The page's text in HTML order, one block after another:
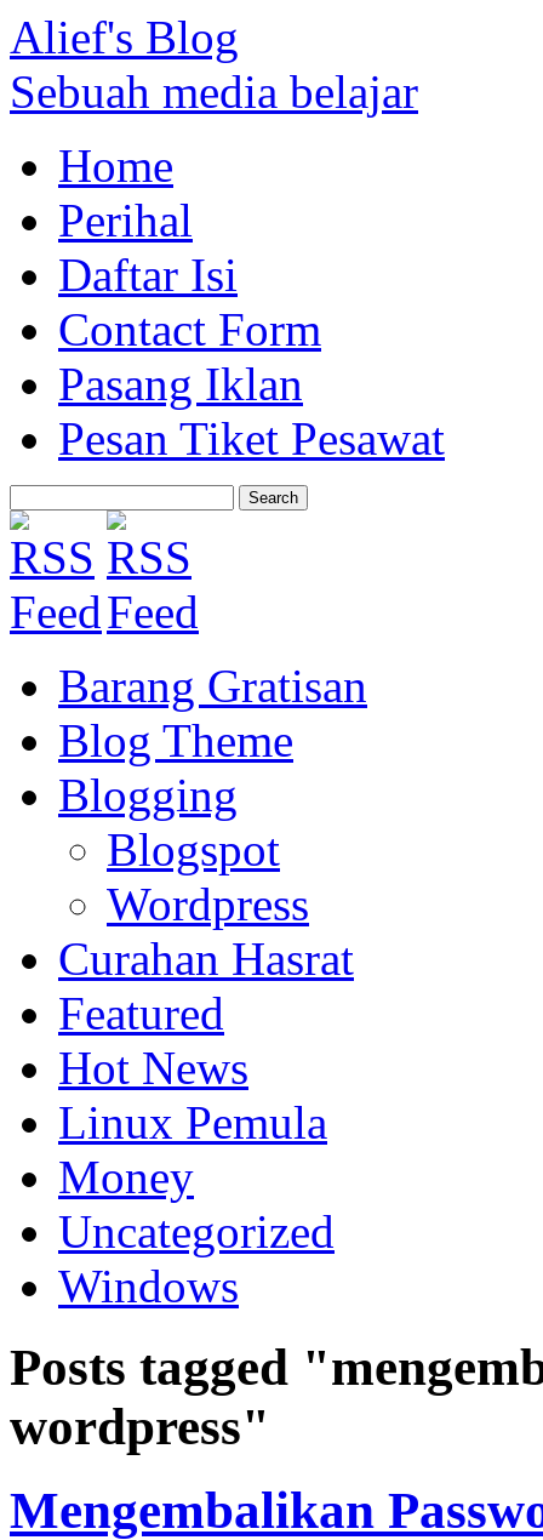
Alief's Blog
Sebuah media belajar
Home
Perihal
Daftar Isi
Contact Form
Pasang Iklan
Pesan Tiket Pesawat
Barang Gratisan
Blog Theme
Blogging
Blogspot
Wordpress
Curahan Hasrat
Featured
Hot News
Linux Pemula
Money
Uncategorized
Windows
Posts tagged
wordpress"
Mengembalikan